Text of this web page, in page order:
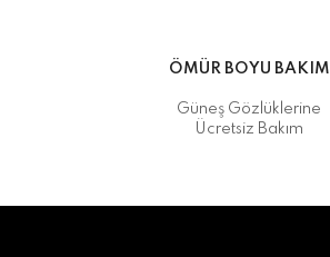
ÖMÜR BOYU BAKIM
Güneş Gözlüklerine
Ücretsiz Bakım